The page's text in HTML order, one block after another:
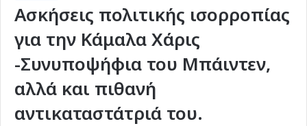
Ασκήσεις πολιτικής ισορροπίας
για την Κάμαλα Χάρις
-Συνυποψήφια του Μπάιντεν,
αλλά και πιθανή
αντικαταστάτριά του.